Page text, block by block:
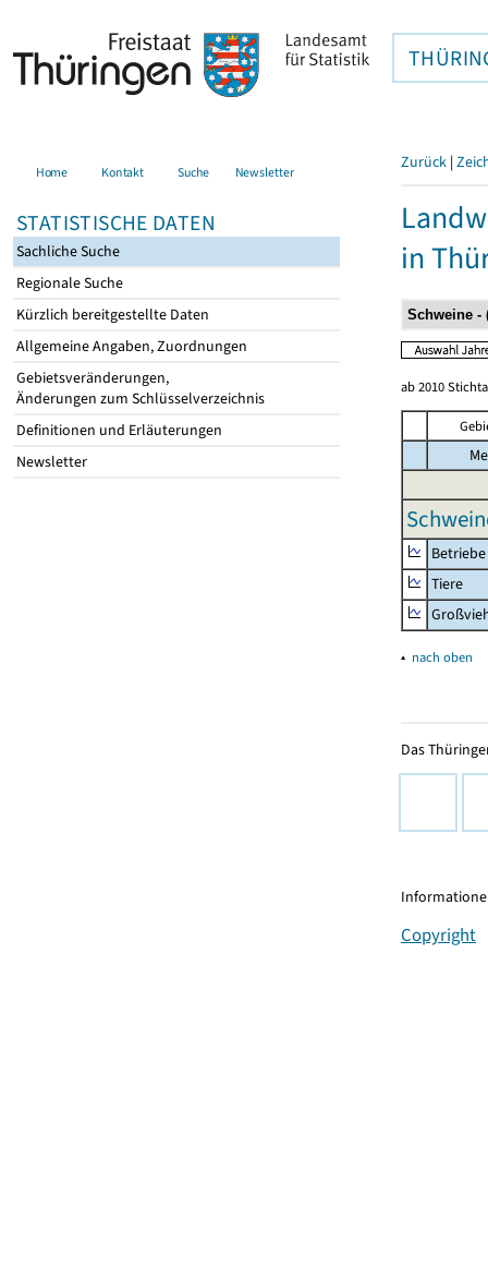
Home Kontakt Suche Newsletter
STATISTISCHE DATEN
Sachliche Suche
Regionale Suche
Kürzlich bereitgestellte Daten
Allgemeine Angaben, Zuordnungen
Gebietsveränderungen,
Änderungen zum Schlüsselverzeichnis
Definitionen und Erläuterungen
Newsletter
Zurück |
in
ab 2010
Betriebe
Tiere
▴ nach oben
Das
Copyright